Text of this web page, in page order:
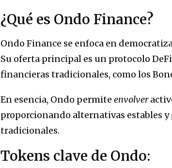
¿Qué es Ondo Finance?
Ondo Finance se enfoca en
Su oferta principal es un protocolo
financieras tradicionales, como los
En esencia, Ondo permiteenvolver
proporcionando alternativas estables
tradicionales.
Tokens clave de Ondo: